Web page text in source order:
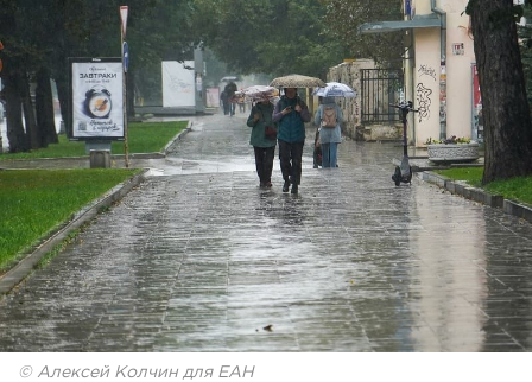
© Алексей Колчин для ЕАН